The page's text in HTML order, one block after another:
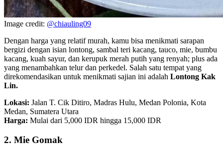
Image credit: @chiauling09
Dengan harga yang relatif murah, kamu bisa menikmati sarapan
bergizi dengan isian lontong, sambal teri kacang, tauco, mie, bumbu
kacang, kuah sayur, dan kerupuk merah putih yang renyah; plus ada
yang menambahkan telur dan perkedel. Salah satu tempat yang
direkomendasikan untuk menikmati sajian ini adalah Lontong Kak
Lin.
Lokasi: Jalan T. Cik Ditiro, Madras Hulu, Medan Polonia, Kota
Medan, Sumatera Utara
Harga: Mulai dari 5,000 IDR hingga 15,000 IDR
2. Mie Gomak